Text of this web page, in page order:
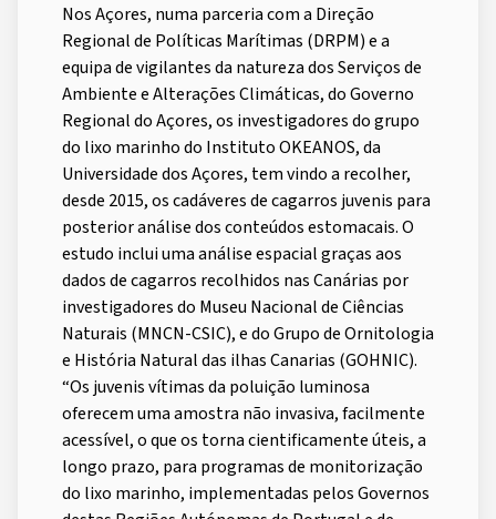
Nos Açores, numa parceria com a Direção
Regional de Políticas Marítimas (DRPM) e a
equipa de vigilantes da natureza dos Serviços de
Ambiente e Alterações Climáticas, do Governo
Regional do Açores, os investigadores do grupo
do lixo marinho do Instituto OKEANOS, da
Universidade dos Açores, tem vindo a recolher,
desde 2015, os cadáveres de cagarros juvenis para
posterior análise dos conteúdos estomacais. O
estudo inclui uma análise espacial graças aos
dados de cagarros recolhidos nas Canárias por
investigadores do Museu Nacional de Ciências
Naturais (MNCN-CSIC), e do Grupo de Ornitologia
e História Natural das ilhas Canarias (GOHNIC).
“Os juvenis vítimas da poluição luminosa
oferecem uma amostra não invasiva, facilmente
acessível, o que os torna cientificamente úteis, a
longo prazo, para programas de monitorização
do lixo marinho, implementadas pelos Governos